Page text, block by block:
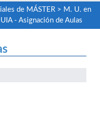
de MÁSTER> M. U. en
- Asignación de Aulas